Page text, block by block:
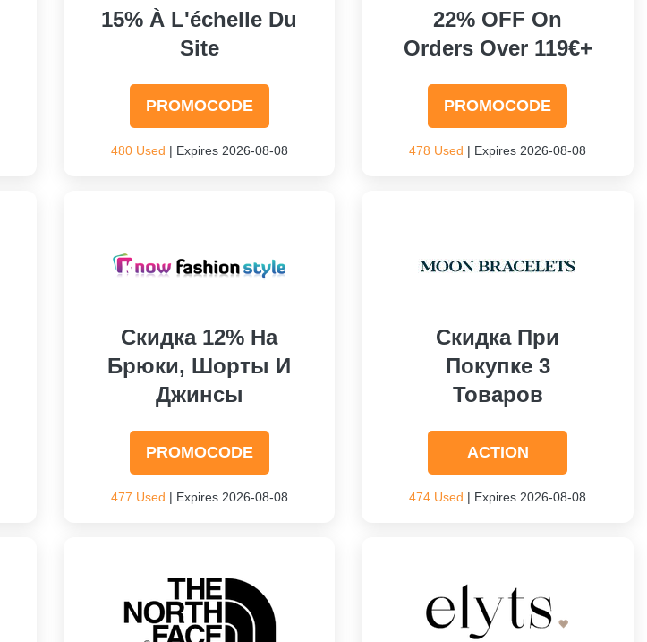
15% À L'échelle Du
Site
PROMOCODE
480 Used | Expires 2026-08-08
22% OFF On
Orders Over 119€+
PROMOCODE
478 Used | Expires 2026-08-08
Скидка 12% На
Брюки, Шорты И
Джинсы
PROMOCODE
477 Used | Expires 2026-08-08
Скидка При
Покупке 3
Товаров
ACTION
474 Used | Expires 2026-08-08